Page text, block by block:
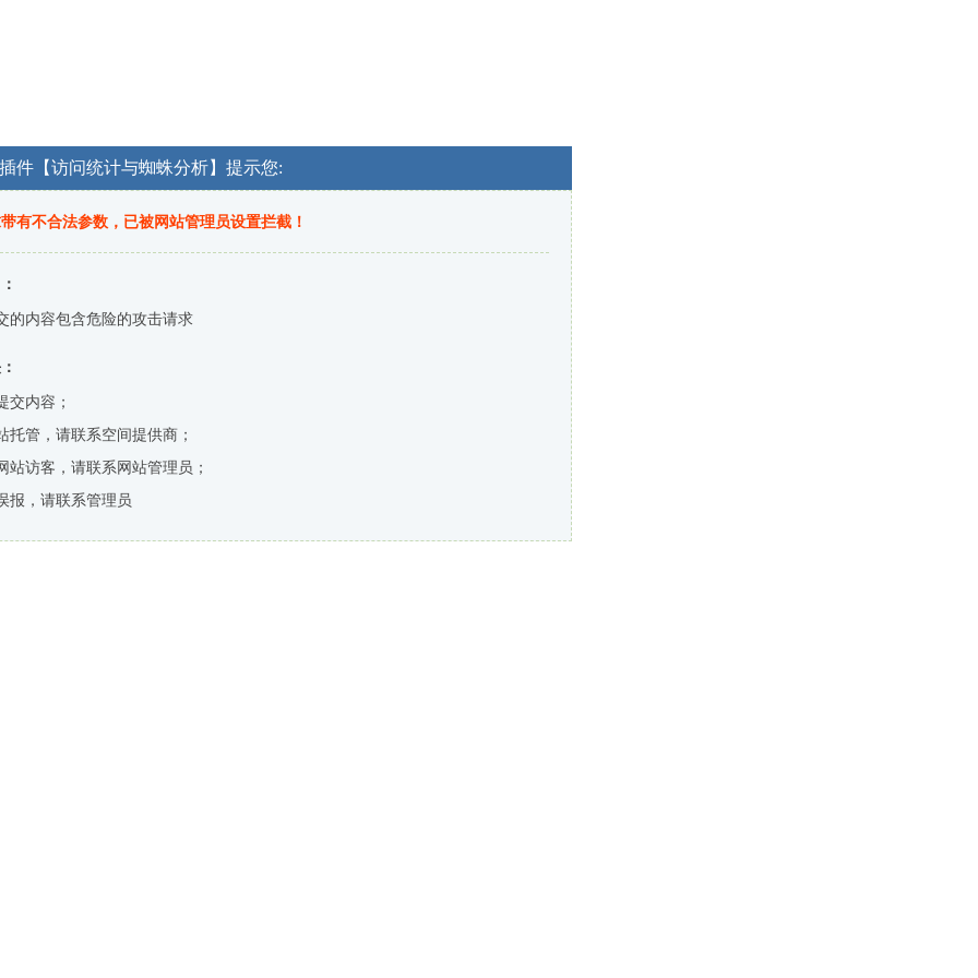
件【访问统计与蜘蛛分析】提示您:
有不合法参数，已被网站管理员设置拦截！
的内容包含危险的攻击请求
交内容；
托管，请联系空间提供商；
站访客，请联系网站管理员；
报，请联系管理员